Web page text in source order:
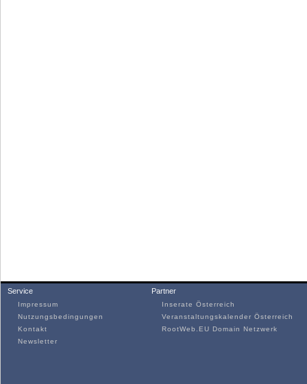
Service
Impressum
Nutzungsbedingungen
Kontakt
Newsletter
Partner
Inserate Österreich
Veranstaltungskalender Österreich
RootWeb.EU Domain Netzwerk